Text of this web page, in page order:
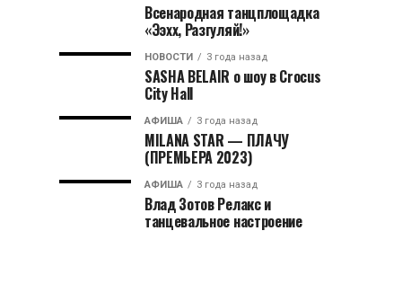
Всенародная танцплощадка
«Ээхх, Разгуляй!»
НОВОСТИ 3 года назад
SASHA BELAIR о шоу в Crocus
City Hall
АФИША 3 года назад
MILANA STAR — ПЛАЧУ
(ПРЕМЬЕРА 2023)
АФИША 3 года назад
Влад Зотов Релакс и
танцевальное настроение